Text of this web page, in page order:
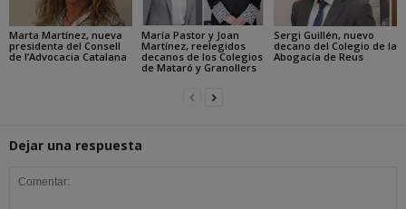
Marta Martínez, nueva
presidenta del Consell
de l’Advocacia Catalana
María Pastor y Joan
Martínez, reelegidos
decanos de los Colegios
de Mataró y Granollers
Sergi Guillén, nuevo
decano del Colegio de la
Abogacía de Reus
Dejar una respuesta